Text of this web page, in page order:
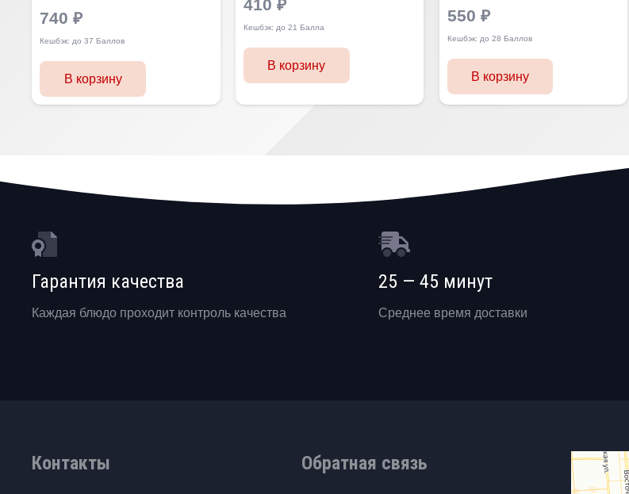
740₽
Кешбэк: до 37 Баллов
В корзину
410 ₽
Кешбэк: до 21 Балла
В корзину
550 ₽
Кешбэк: до 28 Баллов
В корзину
Гарантия качества
Каждая блюдо проходит контроль качества
25 — 45 минут
Среднее время доставки
Контакты Обратная связь